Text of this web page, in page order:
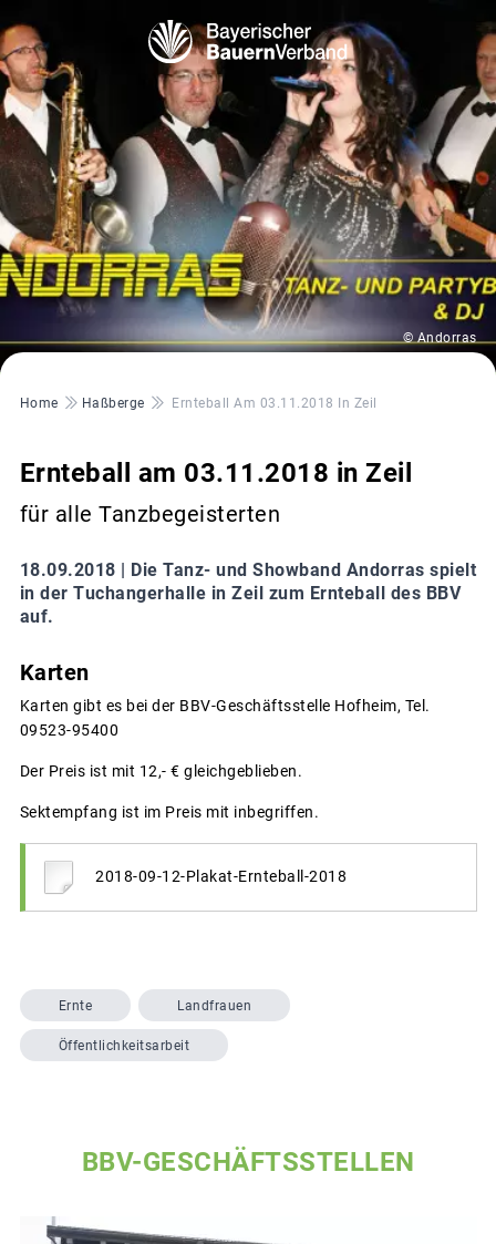
© Andorras
Pfadnavigation
Home Haßberge Ernteball Am 03.11.2018 In Zeil
Ernteball am 03.11.2018 in Zeil
für alle Tanzbegeisterten
18.09.2018 | Die Tanz- und Showband Andorras spielt
in der Tuchangerhalle in Zeil zum Ernteball des BBV
auf.
Karten
Karten gibt es bei der BBV-Geschäftsstelle Hofheim, Tel.
09523-95400
Der Preis ist mit 12,- € gleichgeblieben.
Sektempfang ist im Preis mit inbegriffen.
2018-09-12-Plakat-Ernteball-2018
Ernte Landfrauen
Öffentlichkeitsarbeit
BBV-GESCHÄFTSSTELLEN